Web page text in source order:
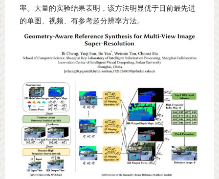
率。大量的实验结果表明，该方法明显优于目前最先进
的单图、视频、有参考超分辨率方法。